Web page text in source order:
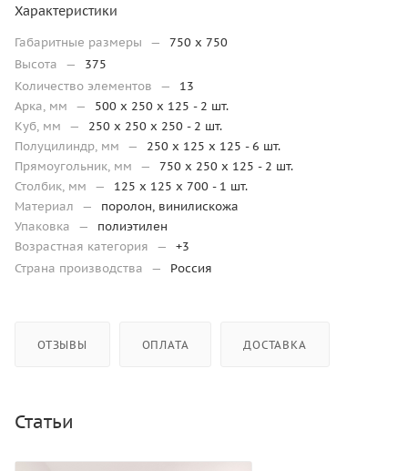
Характеристики
Габаритные размеры —
750 x 750
Высота
—
375
Количество элементов
—
13
Арка, мм
—
500 x 250 x 125 - 2 шт.
Куб, мм
—
250 x 250 x 250 - 2 шт.
Полуцилиндр, мм
—
250 x 125 x 125 - 6 шт.
Прямоугольник, мм
—
750 х 250 х 125 - 2 шт.
Столбик, мм
—
125 x 125 x 700 - 1 шт.
Материал
—
поролон, винилискожа
Упаковка
—
полиэтилен
Возрастная категория
—
+3
Страна производства
— Россия
ОТЗЫВЫ ОПЛАТА ДОСТАВКА
Статьи